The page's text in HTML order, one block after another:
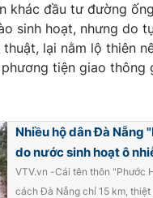
Infographic
Shorts video
Bất động sản
khác đầu tư đường
sinh hoạt, nhưng do
lại nằm lộ thiên
tiện giao thông
Nhiều hộ dân Đà Nẵng
do nước sinh hoạt ô
VTV.vn -Cái tên thôn "Phước
cách Đà Nẵng chỉ 15 km,